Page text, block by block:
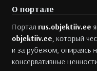
О портале
Портал rus.objektiiv.ee
objektiiv.ee, который
и за рубежом, опираясь
консервативные